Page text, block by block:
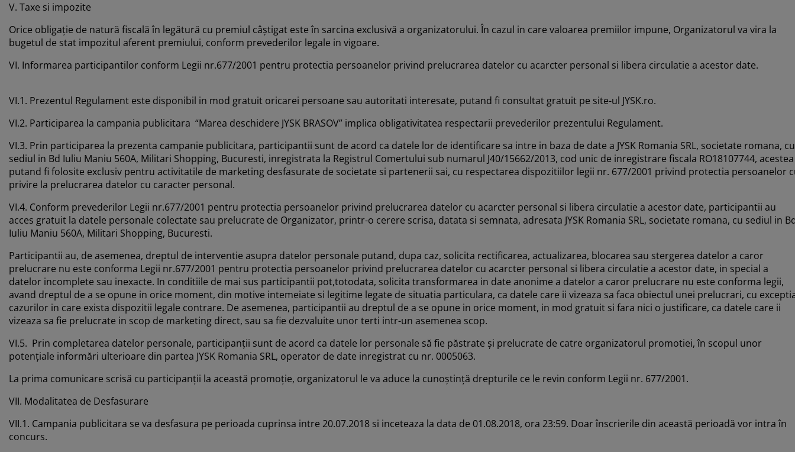
V. Taxe si impozite
Orice obligaţie de natură fiscală în legătură cu premiul câştigat este în sarcina exclusivă a organizatorului. În cazul in care valoarea premiilor impune, Organizatorul va vira la
bugetul de stat impozitul aferent premiului, conform prevederilor legale in vigoare.
VI. Informarea participantilor conform Legii nr.677/2001 pentru protectia persoanelor privind prelucrarea datelor cu acarcter personal si libera circulatie a acestor date.
VI.1. Prezentul Regulament este disponibil in mod gratuit oricarei persoane sau autoritati interesate, putand fi consultat gratuit pe site-ul JYSK.ro.
VI.2. Participarea la campania publicitara “Marea deschidere JYSK BRASOV” implica obligativitatea respectarii prevederilor prezentului Regulament.
VI.3. Prin participarea la prezenta campanie publicitara, participantii sunt de acord ca datele lor de identificare sa intre in baza de date a JYSK Romania SRL, societate romana, cu
sediul in Bd Iuliu Maniu 560A, Militari Shopping, Bucuresti, inregistrata la Registrul Comertului sub numarul J40/15662/2013, cod unic de inregistrare fiscala RO18107744, acestea
putand fi folosite exclusiv pentru activitatile de marketing desfasurate de societate si partenerii sai, cu respectarea dispozitiilor legii nr. 677/2001 privind protectia persoanelor
privire la prelucrarea datelor cu caracter personal.
VI.4. Conform prevederilor Legii nr.677/2001 pentru protectia persoanelor privind prelucrarea datelor cu acarcter personal si libera circulatie a acestor date, participantii au
acces gratuit la datele personale colectate sau prelucrate de Organizator, printr-o cerere scrisa, datata si semnata, adresata JYSK Romania SRL, societate romana, cu sediul in
Iuliu Maniu 560A, Militari Shopping, Bucuresti.
Participantii au, de asemenea, dreptul de interventie asupra datelor personale putand, dupa caz, solicita rectificarea, actualizarea, blocarea sau stergerea datelor a caror
prelucrare nu este conforma Legii nr.677/2001 pentru protectia persoanelor privind prelucrarea datelor cu acarcter personal si libera circulatie a acestor date, in special a
datelor incomplete sau inexacte. In conditiile de mai sus participantii pot,totodata, solicita transformarea in date anonime a datelor a caror prelucrare nu este conforma legii,
avand dreptul de a se opune in orice moment, din motive intemeiate si legitime legate de situatia particulara, ca datele care ii vizeaza sa faca obiectul unei prelucrari, cu
cazurilor in care exista dispozitii legale contrare. De asemenea, participantii au dreptul de a se opune in orice moment, in mod gratuit si fara nici o justificare, ca datele care ii
vizeaza sa fie prelucrate in scop de marketing direct, sau sa fie dezvaluite unor terti intr-un asemenea scop.
VI.5. Prin completarea datelor personale, participanţii sunt de acord ca datele lor personale să fie păstrate şi prelucrate de catre organizatorul promotiei, în scopul unor
potenţiale informări ulterioare din partea JYSK Romania SRL, operator de date inregistrat cu nr. 0005063.
La prima comunicare scrisă cu participanţii la această promoţie, organizatorul le va aduce la cunoştinţă drepturile ce le revin conform Legii nr. 677/2001.
VII. Modalitatea de Desfasurare
VII.1. Campania publicitara se va desfasura pe perioada cuprinsa intre 20.07.2018 si inceteaza la data de 01.08.2018, ora 23:59. Doar înscrierile din această perioadă vor intra în
concurs.